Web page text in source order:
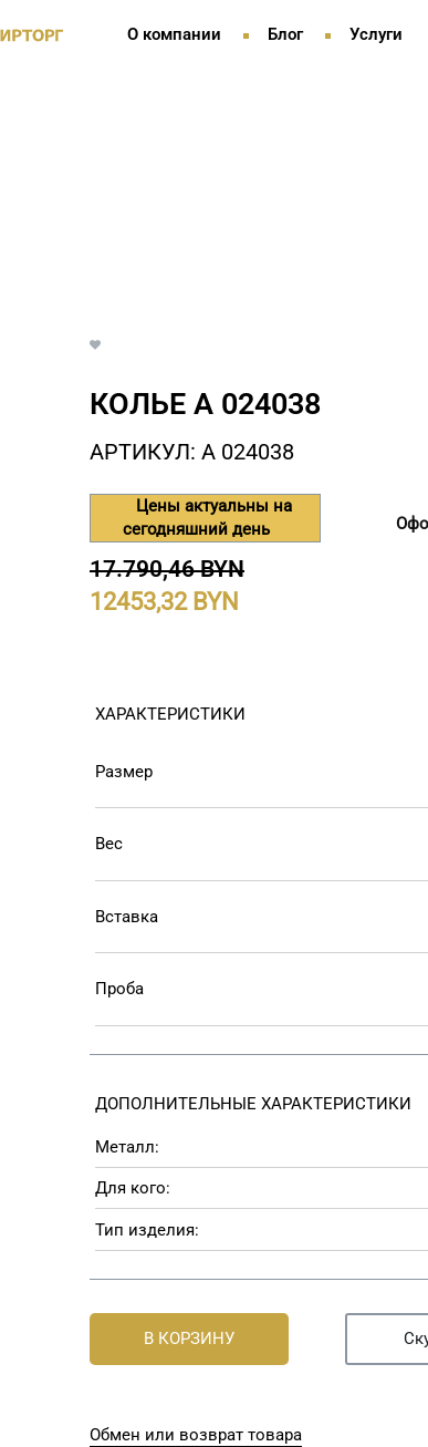
О компании Блог Услуги
КОЛЬЕ А 024038
АРТИКУЛ: А 024038
Цены актуальны на
сегодняшний день
17.790,46 BYN
12453,32
ХАРАКТЕРИСТИКИ
Размер
Вес
Вставка
Проба
ДОПОЛНИТЕЛЬНЫЕ ХАРАКТЕРИСТИКИ
Металл:
Для кого:
Тип изделия:
В КОРЗИНУ
Обмен или возврат товара